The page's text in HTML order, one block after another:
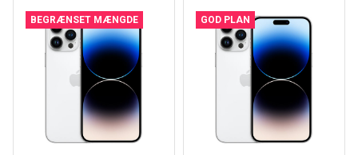
BEGRÆNSET MÆNGDE GOD PLAN